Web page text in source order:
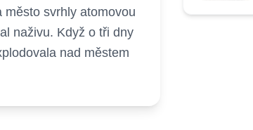
svrhly atomovou
naživu. Když o tři dny
nad městem